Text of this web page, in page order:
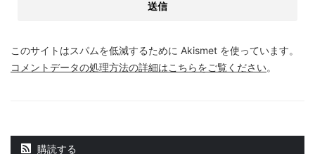
このサイトはスパムを低減するために Akismet を使っています。
コメントデータの処理方法の詳細はこちらをご覧ください。
購読する